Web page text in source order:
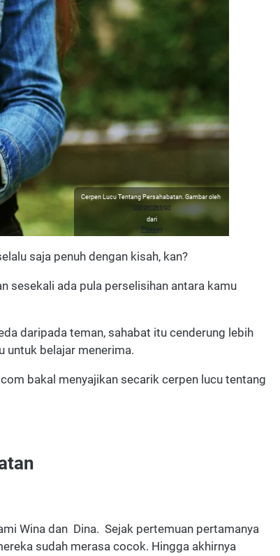
Cerpen Lucu Tentang Persahabatan. Gambar oleh
congerdesign
dari
Pixabay
saja penuh dengan kisah, kan?
sesekali ada pula perselisihan antara kamu
daripada teman, sahabat itu cenderung lebih
untuk belajar menerima.
bakal menyajikan secarik cerpen lucu tentang
Wina dan Dina. Sejak pertemuan pertamanya
sudah merasa cocok. Hingga akhirnya